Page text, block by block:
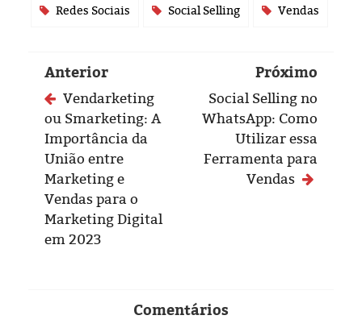
Redes Sociais Social Selling Vendas
Anterior
Vendarketing
ou Smarketing: A
Importância da
União entre
Marketing e
Vendas para o
Marketing Digital
em 2023
Próximo
Social Selling no
WhatsApp: Como
Utilizar essa
Ferramenta para
Vendas
Comentários